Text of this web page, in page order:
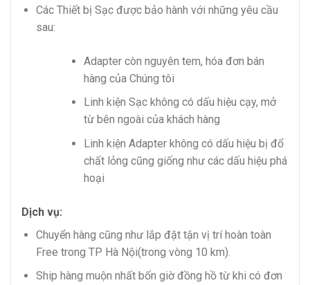
Các Thiết bị Sạc được bảo hành với những yêu cầu
sau:
Adapter còn nguyên tem, hóa đơn bán
hàng của Chúng tôi
Linh kiện Sạc không có dấu hiệu cạy, mở
từ bên ngoài của khách hàng
Linh kiện Adapter không có dấu hiệu bị đổ
chất lỏng cũng giống như các dấu hiệu phá
hoại
Dịch vụ:
Chuyển hàng cũng như lắp đặt tận vị trí hoàn toàn
Free trong TP Hà Nội(trong vòng 10 km).
Ship hàng muộn nhất bốn giờ đồng hồ từ khi có đơn